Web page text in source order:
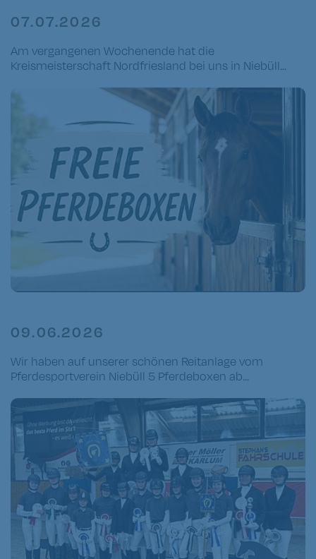
07.07.2026
Am vergangenen Wochenende hat die
Kreismeisterschaft Nordfriesland bei uns in Niebüll...
09.06.2026
Wir haben auf unserer schönen Reitanlage vom
Pferdesportverein Niebüll 5 Pferdeboxen ab...